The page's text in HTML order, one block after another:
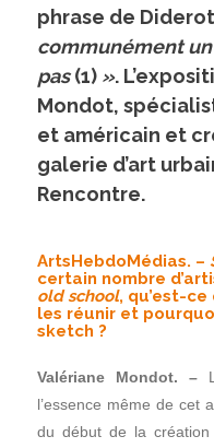
phrase de
communément un
pas(1) ».
Mondot,
et américain et
galerie d’art
Rencontre.
ArtsHebdoMédias. –
certain nombre
old school, qu’est-
les réunir et
sketch ?
Valériane Mondot. –
l’essence même de cet
du début de la